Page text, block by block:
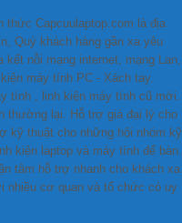
thức Capcuulaptop.com là địa
Quý khách hàng gần xa yêu
nỗi mạng internet, mạng Lan,
máy tính PC - Xách tay.
tính , linh kiện máy tính cũ mới.
thường lại. Hỗ trợ giá đại lý cho
kỹ thuật cho những hội nhóm kỹ
kiện laptop và máy tính để bàn.
tâm hỗ trợ nhanh cho khách xa
nhiều cơ quan và tổ chức có uy